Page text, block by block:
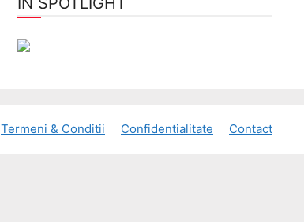
Termeni & Conditii Confidentialitate Contact